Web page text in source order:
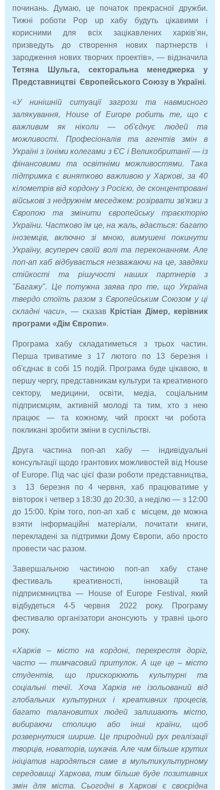
починань. Думаю, це початок прекрасної дружби.
Тижні роботи Pop up хабу будуть цікавими і
корисними для всіх зацікавлених харків'ян,
призведуть до створення нових партнерств і
зародження нових творчих проектів», — відзначила
Тетяна Шульга, секторальна менеджерка у
Представництві Європейського Союзу в Україні.
«У нинішній ситуації загрози та навмисного
залякування, HouseofEuropeробить те, що є
важливим як ніколи — об'єднує людей та
можливості. Професіоналів та агентів змін в
Україні з їхніми колегами з ЄС і Великобританії — із
фінансовими та освітніми можливостями. Така
підтримка є винятково важливою у Харкові, за 40
кілометрів від кордону з Росією, де сконцентровані
військові з недружнім меседжем: розірвати зв'язки з
Європою та змінити європейську траєкторію
України. Частково їм це, на жаль, вдається: багато
іноземців, включно зі мною, вимушені покинути
Україну, всупереч своїй волі та переконанням. Але
поп-ап хаб відбувається незважаючи на це, завдяки
стійкості та рішучості наших партнерів з
"Багажу". Це потужна заява про те, що Україна
твердо стоїть разом з Європейським Союзом у ці
складні часи», — сказав
Крістіан Дімер, керівник
програми ​​«Дім Європи».
Програма хабу складатиметься з трьох частин.
Перша триватиме з 17 лютого по 13 березня і
об'єднає в собі 15 подій. Програма буде цікавою, в
першу чергу, представникам культури та креативного
сектору, медицини, освіти, медіа, соціальним
підприємцям, активній молоді та тим, хто з нею
працює — та кожному, чий проєкт чи робота
покликані зробити зміни в суспільстві.
Друга частина поп-ап хабу — індивідуальні
консультації щодо грантових можливостей від House
of Europe. Під час цієї фази роботи представництва,
з 13 березня по 4 червня, хаб працюватиме у
вівторок і четвер з 18:30 до 20:30, а неділю — з 12:00
до 15:00. Крім того, поп-ап хаб є місцем, де можна
взяти інформаційні матеріали, почитати книги,
перекладені за підтримки Дому Європи, або просто
провести час разом.
Завершальною частиною поп-ап хабу стане
фестиваль креативності, інновацій та
підприємництва — House of Europe Festival, який
відбудеться 4-5 червня 2022 року. Програму
фестивалю організатори анонсують у травні цього
року.
«Харків – місто на кордоні, перехрестя доріг,
часто — тимчасовий притулок. А ще це – місто
студентів, що прискорюють культурні та
соціальні течії. Хоча Харків не ізольований від
глобальних культурних і креативних процесів,
багато талановитих людей залишають місто,
вибираючи столицю або інші країни, щоб
розвернутися ширше. Це природний рух реалізації
творців, новаторів, шукачів. Але чим більше крутих
ініціатив народяться саме в мультикультурному
середовищі Харкова, тим більше буде позитивних
змін для міста. Сьогодні в Харкові є своєрідна